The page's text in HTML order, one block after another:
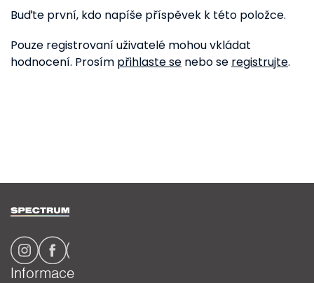
Buďte první, kdo napíše příspěvek k této položce.
Pouze registrovaní uživatelé mohou vkládat
hodnocení. Prosím přihlaste se nebo se registrujte.
Informace